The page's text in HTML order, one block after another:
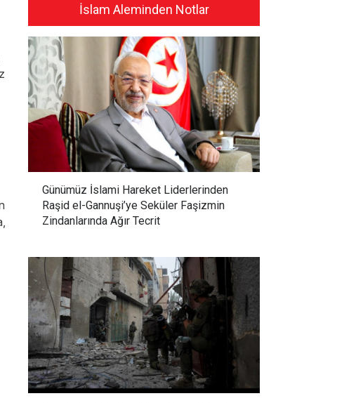
İslam Aleminden Notlar
Günümüz İslami Hareket Liderlerinden
Raşid el-Gannuşi’ye Seküler Faşizmin
Zindanlarında Ağır Tecrit